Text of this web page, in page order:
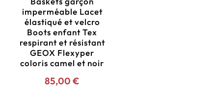
imperméable Lacet
élastiqué et velcro
Boots enfant Tex
respirant et résistant
GEOX Flexyper
coloris camel et noir
85,00 €